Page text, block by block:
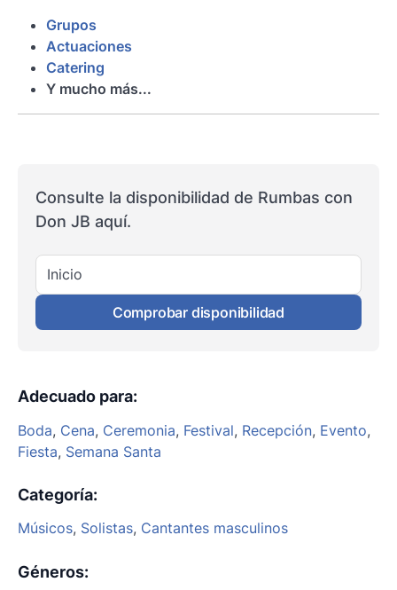
Grupos
Actuaciones
Catering
Y mucho más...
Consulte la disponibilidad de Rumbas con
Don JB aquí.
Inicio
Comprobar disponibilidad
Adecuado para:
Boda, Cena, Ceremonia, Festival, Recepción, Evento,
Fiesta, Semana Santa
Categoría:
Músicos, Solistas, Cantantes masculinos
Géneros: